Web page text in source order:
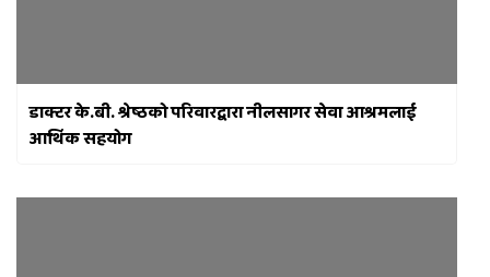
डाक्टर के.बी. श्रेष्ठको परिवारद्वारा नीलसागर सेवा आश्रमलाई
आर्थिक सहयोग